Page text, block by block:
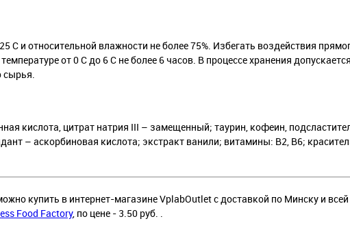
С и относительной влажности не более 75%. Избегать воздействия
от 0 С до 6 С не более 6 часов. В процессе хранения
сырья.
кислота, цитрат натрия III – замещенный; таурин, кофеин,
– аскорбиновая кислота; экстракт ванили; витамины: В2, В6;
купить в интернет-магазине VplabOutlet с доставкой по Минску и
Food Factory, по цене - 3.50 руб. .